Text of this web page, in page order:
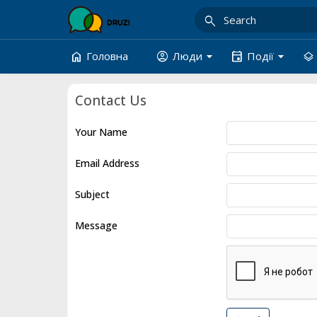
search
home Головна arrow_drop_down
account_circle Люди arrow_drop_down
event Події layers
Contact Us
Your Name
Email Address
Subject
Message